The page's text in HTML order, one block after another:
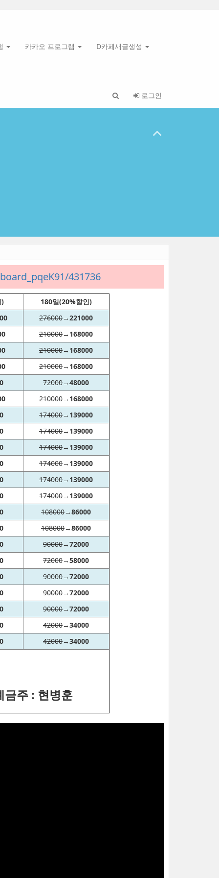
카카오 프로그램 D카페새글생성
로그인
431736
)
180일(20%할인)
276000→221000
210000→ 168000
210000→ 168000
210000→ 168000
72000→48000
210000→ 168000
174000→ 139000
174000→ 139000
174000→ 139000
174000→ 139000
174000→ 139000
174000→ 139000
108000→86000
108000→86000
90000→72000
72000→58000
90000→72000
90000→72000
90000→72000
42000→34000
42000→34000
주 : 현병훈